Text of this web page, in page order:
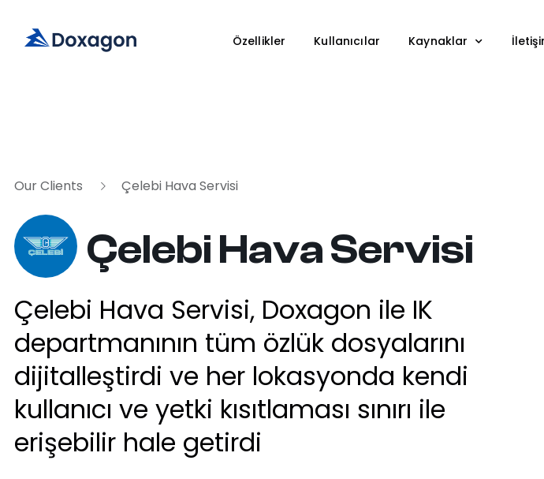
Özellikler Kullanıcılar Kaynaklar
Our Clients Çelebi Hava Servisi
Çelebi Hava Servisi
Çelebi Hava Servisi, Doxagon ile IK
departmanının tüm özlük dosyalarını
dijitalleştirdi ve her lokasyonda kendi
kullanıcı ve yetki kısıtlaması sınırı ile
erişebilir hale getirdi